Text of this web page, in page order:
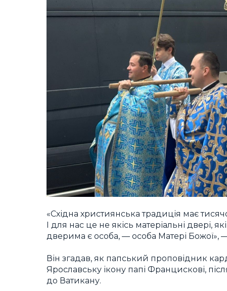
«Східна християнська традиція має
І для нас це не якісь матеріальні двері,
дверима є особа, — особа Матері Божої»,
Він згадав, як папський проповідник
Ярославську ікону папі Францискові,
до Ватикану.